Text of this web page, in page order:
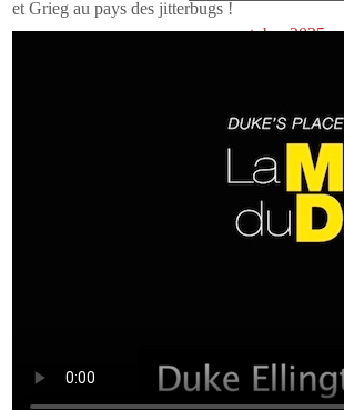
et Grieg au pays des jitterbugs !
octobre 2025
juin 2024
avril 2024
février 2024
janvier 2024
novembre 2023
octobre 2023
octobre 2022